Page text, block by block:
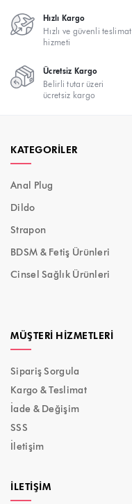
Hızlı Kargo
Hızlı ve güvenli teslimat
hizmeti
Ücretsiz Kargo
Belirli tutar üzeri
ücretsiz kargo
KATEGORILER
Anal Plug
Dildo
Strapon
BDSM & Fetiş Ürünleri
Cinsel Sağlık Ürünleri
MÜŞTERI HIZMETLERI
Sipariş Sorgula
Kargo & Teslimat
İade & Değişim
SSS
İletişim
İLETIŞIM